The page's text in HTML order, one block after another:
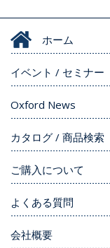
ホーム
イベント / セミナー
Oxford News
カタログ / 商品検索
ご購入について
よくある質問
会社概要